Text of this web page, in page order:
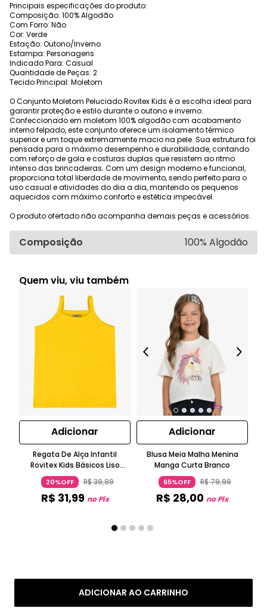
ADICIONAR AO CARRINHO
Principais especificações do produto:
Composição: 100% Algodão
Com Forro: Não
Cor: Verde
Estação: Outono/Inverno
Estampa: Personagens
Indicado Para: Casual
Quantidade de Peças: 2
Tecido Principal: Moletom
O Conjunto Moletom Peluciado Rovitex Kids é a escolha ideal para
garantir proteção e estilo durante o outono e inverno.
Confeccionado em moletom 100% algodão com acabamento
interno felpado, este conjunto oferece um isolamento térmico
superior e um toque extremamente macio na pele. Sua estrutura foi
pensada para o máximo desempenho e durabilidade, contando
com reforço de gola e costuras duplas que resistem ao ritmo
intenso das brincadeiras. Com um design moderno e funcional,
proporciona total liberdade de movimento, sendo perfeito para o
uso casual e atividades do dia a dia, mantendo os pequenos
aquecidos com máximo conforto e estética impecável.
O produto ofertado não acompanha demais peças e acessórios.
Composição 100% Algodão
Quem viu, viu também
Adicionar
Regata De Alça Infantil
Rovitex Kids Básicos Liso
Amarelo
20%OFF R$39,99
R$ 31,99 no Pix
Adicionar
Blusa Meia Malha Menina
Manga Curta Branco
65%OFF R$79,99
R$ 28,00 no Pix